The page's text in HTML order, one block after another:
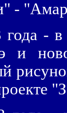
-
года -
и